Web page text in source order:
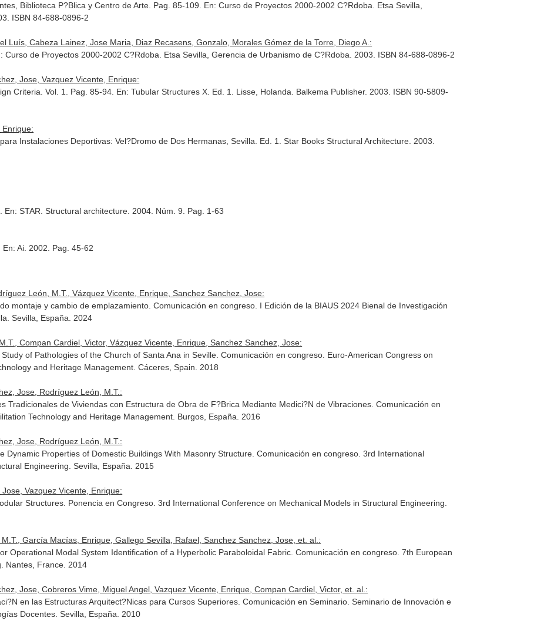
Biblioteca P?Blica y Centro de Arte. Pag. 85-109. En: Curso de Proyectos 2000-2002 C?Rdoba . Etsa Sevilla,
ISBN 84-688-0896-2
Luís, Cabeza Lainez, Jose Maria, Diaz Recasens, Gonzalo, Morales Gómez de la Torre, Diego A.:
Curso de Proyectos 2000-2002 C?Rdoba . Etsa Sevilla, Gerencia de Urbanismo de C?Rdoba. 2003. ISBN 84-688-0896-2
Jose, Vazquez Vicente, Enrique:
Criteria. Vol. 1. Pag. 85-94. En: Tubular Structures X . Ed. 1. Lisse, Holanda. Balkema Publisher. 2003. ISBN 90-5809-
Enrique:
Instalaciones Deportivas: Vel?Dromo de Dos Hermanas, Sevilla . Ed. 1. Star Books Structural Architecture. 2003.
En: STAR. Structural architecture . 2004. Núm. 9. Pag. 1-63
En: Ai . 2002. Pag. 45-62
León, M.T., Vázquez Vicente, Enrique, Sanchez Sanchez, Jose:
montaje y cambio de emplazamiento. Comunicación en congreso. I Edición de la BIAUS 2024 Bienal de Investigación
Sevilla, España. 2024
Compan Cardiel, Victor, Vázquez Vicente, Enrique, Sanchez Sanchez, Jose:
of Pathologies of the Church of Santa Ana in Seville. Comunicación en congreso. Euro-American Congress on
and Heritage Management. Cáceres, Spain. 2018
Jose, Rodríguez León, M.T.:
Tradicionales de Viviendas con Estructura de Obra de F?Brica Mediante Medici?N de Vibraciones. Comunicación en
Technology and Heritage Management. Burgos, España. 2016
Jose, Rodríguez León, M.T.:
Dynamic Properties of Domestic Buildings With Masonry Structure. Comunicación en congreso. 3rd International
Engineering. Sevilla, España. 2015
Vazquez Vicente, Enrique:
Structures. Ponencia en Congreso. 3rd International Conference on Mechanical Models in Structural Engineering.
García Macías, Enrique, Gallego Sevilla, Rafael, Sanchez Sanchez, Jose, et. al.:
Operational Modal System Identification of a Hyperbolic Paraboloidal Fabric. Comunicación en congreso. 7th European
Nantes, France. 2014
Jose, Cobreros Vime, Miguel Angel, Vazquez Vicente, Enrique, Compan Cardiel, Victor, et. al.:
en las Estructuras Arquitect?Nicas para Cursos Superiores. Comunicación en Seminario. Seminario de Innovación e
Docentes. Sevilla, España. 2010